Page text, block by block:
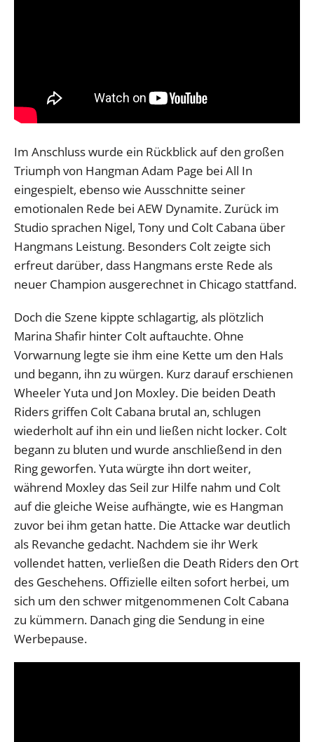
Im Anschluss wurde ein Rückblick auf den großen
Triumph von Hangman Adam Page bei All In
eingespielt, ebenso wie Ausschnitte seiner
emotionalen Rede bei AEW Dynamite. Zurück im
Studio sprachen Nigel, Tony und Colt Cabana über
Hangmans Leistung. Besonders Colt zeigte sich
erfreut darüber, dass Hangmans erste Rede als
neuer Champion ausgerechnet in Chicago stattfand.
Doch die Szene kippte schlagartig, als plötzlich
Marina Shafir hinter Colt auftauchte. Ohne
Vorwarnung legte sie ihm eine Kette um den Hals
und begann, ihn zu würgen. Kurz darauf erschienen
Wheeler Yuta und Jon Moxley. Die beiden Death
Riders griffen Colt Cabana brutal an, schlugen
wiederholt auf ihn ein und ließen nicht locker. Colt
begann zu bluten und wurde anschließend in den
Ring geworfen. Yuta würgte ihn dort weiter,
während Moxley das Seil zur Hilfe nahm und Colt
auf die gleiche Weise aufhängte, wie es Hangman
zuvor bei ihm getan hatte. Die Attacke war deutlich
als Revanche gedacht. Nachdem sie ihr Werk
vollendet hatten, verließen die Death Riders den Ort
des Geschehens. Offizielle eilten sofort herbei, um
sich um den schwer mitgenommenen Colt Cabana
zu kümmern. Danach ging die Sendung in eine
Werbepause.